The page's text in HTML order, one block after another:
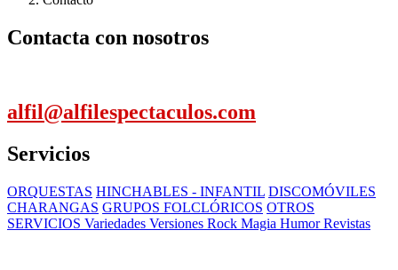
Contacta con nosotros
alfil@alfilespectaculos.com
Servicios
ORQUESTAS HINCHABLES - INFANTIL DISCOMÓVILES
CHARANGAS GRUPOS FOLCLÓRICOS OTROS
SERVICIOS Variedades Versiones Rock Magia Humor Revistas